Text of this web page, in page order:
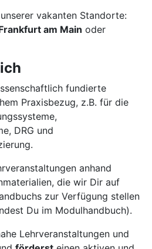
vakanten Standorte:
am Main oder
fundierte
Praxisbezug, z.B. für die
DRG und
anhand
die wir Dir auf
zur Verfügung stellen
Du im Modulhandbuch).
Lehrveranstaltungen und